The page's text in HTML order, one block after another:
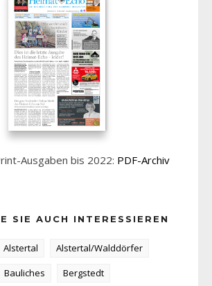
Ausgaben bis 2022: PDF-Archiv
SIE AUCH INTERESSIEREN
Alstertal
Alstertal/Walddörfer
Bauliches
Bergstedt